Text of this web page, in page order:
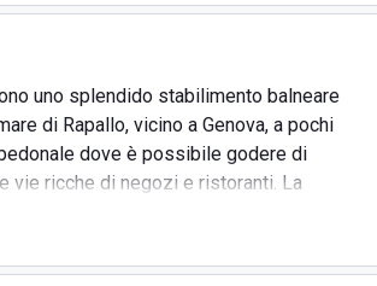
uno splendido stabilimento balneare
di Rapallo, vicino a Genova, a pochi
dove è possibile godere di
vie ricche di negozi e ristoranti. La
incantevole, con acqua cristallina e
saprà conquistare clienti di tutte le